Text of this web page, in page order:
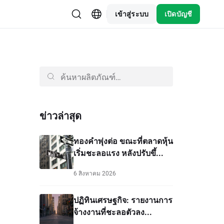
เข้าสู่ระบบ เปิดบัญชี
ข่าวล่าสุด
ทองคำพุ่งต่อ ขณะที่ตลาดหุ้น
เริ่มชะลอแรง หลังปรับขึ้...
6 สิงหาคม 2026
ปฏิทินเศรษฐกิจ: รายงานการ
จ้างงานที่ชะลอตัวลง...